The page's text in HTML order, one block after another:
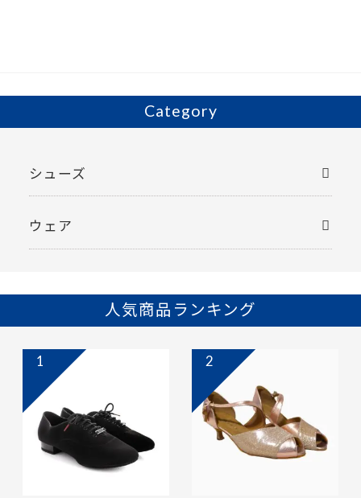
Category
シューズ
ウェア
人気商品ランキング
1 2